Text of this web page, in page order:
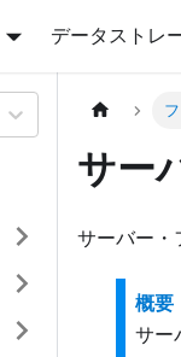
データストレ
サー
サーバー・
概要
サー